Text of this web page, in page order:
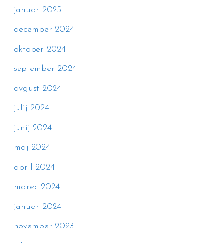
januar 2025
december 2024
oktober 2024
september 2024
avgust 2024
julij 2024
junij 2024
maj 2024
april 2024
marec 2024
januar 2024
november 2023